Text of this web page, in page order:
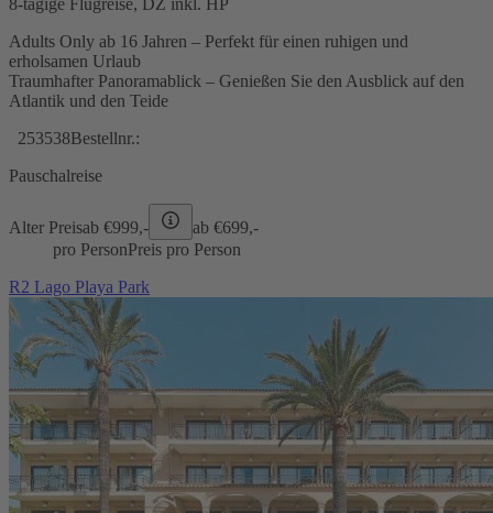
Adults Only ab 16 Jahren – Perfekt für einen ruhigen und
erholsamen Urlaub
Traumhafter Panoramablick – Genießen Sie den Ausblick auf den
Atlantik und den Teide
253538Bestellnr.:
Pauschalreise
Alter Preisab €999,- ab €699,-
pro PersonPreis pro Person
R2 Lago Playa Park